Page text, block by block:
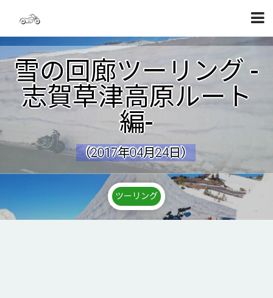
雪の回廊ツーリング -
志賀草津高原ルート
編-
（2017年04月24日）
ツーリング